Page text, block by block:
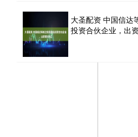
大圣配资 中国信达
投资合伙企业，出